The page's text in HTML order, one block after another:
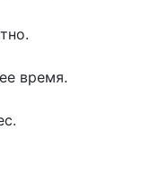
время.